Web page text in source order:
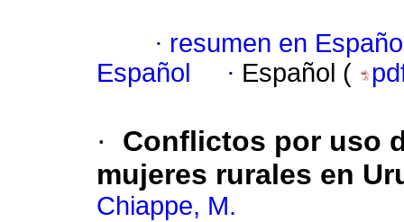
· resumen en
Español
· Español (
·
Conflictos por uso
mujeres rurales en
Chiappe, M.